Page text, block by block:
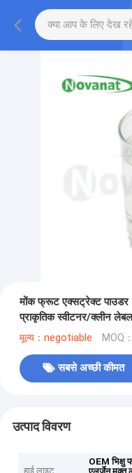
मोंक फ्रूट एक्सट्रेक्ट पाउडर
प्राकृतिक स्वीटनर/क्लीन लेबल
मूल्य：negotiable MOQ
सबसे अच्छी कीमत
उत्पाद विवरण
हाई लाइट
OEM भिक्षु